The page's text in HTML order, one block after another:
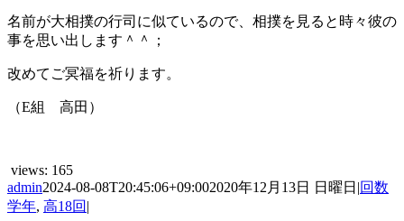
名前が大相撲の行司に似ているので、相撲を見ると時々彼の
事を思い出します＾＾；
改めてご冥福を祈ります。
（E組 高田）
views: 165
admin2024-08-08T20:45:06+09:002020年12月13日 日曜日 |回数
学年, 高18回 |